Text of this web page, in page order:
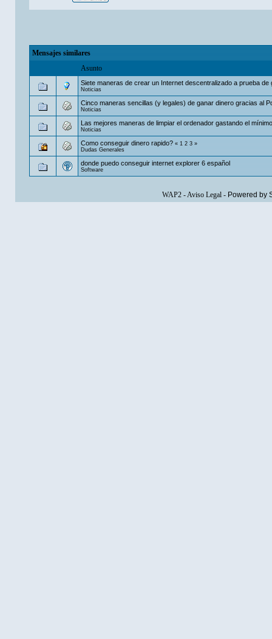
Mensajes similares
Asunto
Siete maneras de crear un Internet descentralizado a prueba de
Noticias
Cinco maneras sencillas (y legales) de ganar dinero gracias al
Noticias
Las mejores maneras de limpiar el ordenador gastando el
Noticias
Como conseguir dinero rapido? «1 2 3»
Dudas Generales
donde puedo conseguir internet explorer 6 español
Software
WAP2-Aviso Legal- Powered by